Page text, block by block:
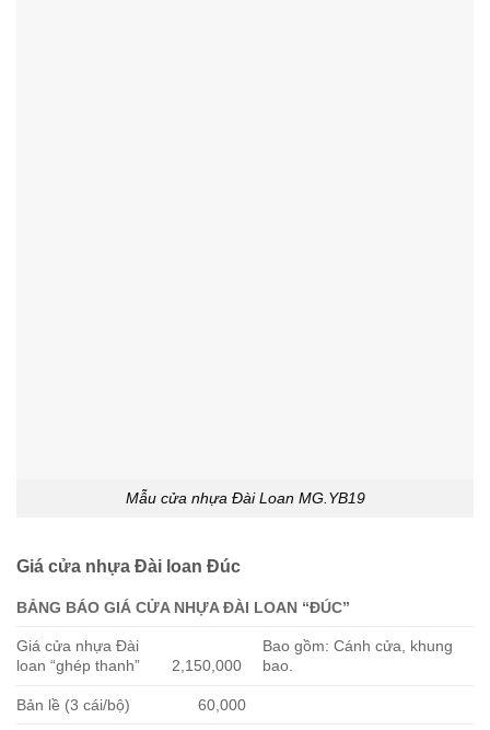
Mẫu cửa nhựa Đài Loan MG.YB19
Giá cửa nhựa Đài loan Đúc
BẢNG BÁO GIÁ CỬA NHỰA ĐÀI LOAN “ĐÚC”
Giá cửa nhựa Đài
loan “ghép thanh”
2,150,000
Bao gồm: Cánh cửa, khung
bao.
Bản lề (3 cái/bộ) 60,000